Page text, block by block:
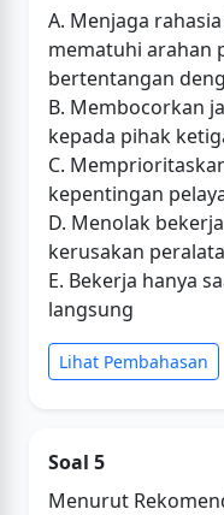
A. Menjaga
mematuhi arahan
bertentangan
B. Membocorkan
kepada pihak
C.
kepentingan
D. Menolak
kerusakan
E. Bekerja hanya
langsung
Lihat Pembahasan
Soal 5
Menurut